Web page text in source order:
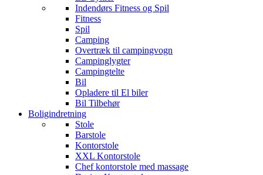
Indendørs Fitness og Spil
Fitness
Spil
Camping
Overtræk til campingvogn
Campinglygter
Campingtelte
Bil
Opladere til El biler
Bil Tilbehør
Boligindretning
Stole
Barstole
Kontorstole
XXL Kontorstole
Chef kontorstole med massage